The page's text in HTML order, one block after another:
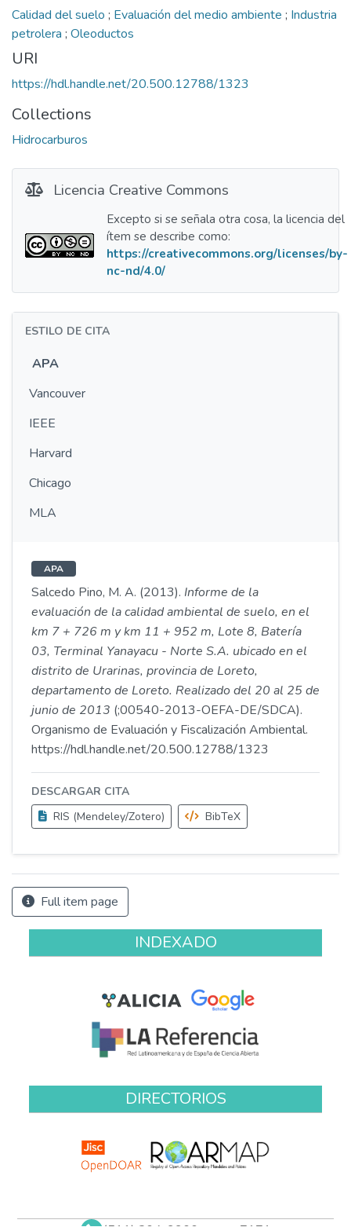
Calidad del suelo ; Evaluación del medio ambiente ; Industria
petrolera ; Oleoductos
URI
https://hdl.handle.net/20.500.12788/1323
Collections
Hidrocarburos
Licencia Creative Commons
Excepto si se señala otra cosa, la licencia del
ítem se describe como:
https://creativecommons.org/licenses/by-
nc-nd/4.0/
ESTILO DE CITA
APA
Vancouver
IEEE
Harvard
Chicago
MLA
APA
Salcedo Pino, M. A. (2013). Informe de la
evaluación de la calidad ambiental de suelo, en el
km 7 + 726 m y km 11 + 952 m, Lote 8, Batería
03, Terminal Yanayacu - Norte S.A. ubicado en el
distrito de Urarinas, provincia de Loreto,
departamento de Loreto. Realizado del 20 al 25 de
junio de 2013 (;00540-2013-OEFA-DE/SDCA).
Organismo de Evaluación y Fiscalización Ambiental.
https://hdl.handle.net/20.500.12788/1323
DESCARGAR CITA
RIS (Mendeley/Zotero)
BibTeX
Full item page
INDEXADO
DIRECTORIOS